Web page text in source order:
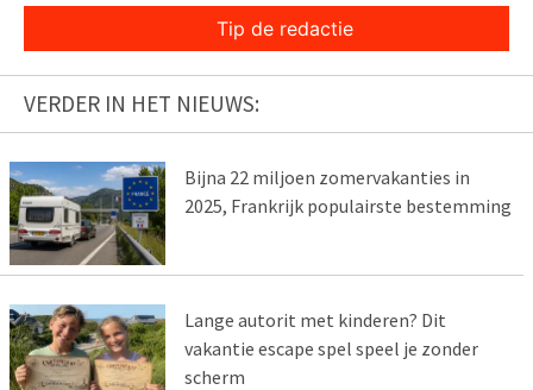
Tip de redactie
VERDER IN HET NIEUWS:
Bijna 22 miljoen zomervakanties in
2025, Frankrijk populairste bestemming
Lange autorit met kinderen? Dit
vakantie escape spel speel je zonder
scherm